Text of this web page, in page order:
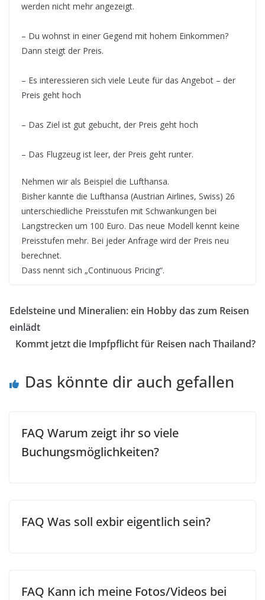
werden nicht mehr angezeigt.
– Du wohnst in einer Gegend mit hohem Einkommen?
Dann steigt der Preis.
– Es interessieren sich viele Leute für das Angebot – der
Preis geht hoch
– Das Ziel ist gut gebucht, der Preis geht hoch
– Das Flugzeug ist leer, der Preis geht runter.
Nehmen wir als Beispiel die Lufthansa.
Bisher kannte die Lufthansa (Austrian Airlines, Swiss) 26
unterschiedliche Preisstufen mit Schwankungen bei
Langstrecken um 100 Euro. Das neue Modell kennt keine
Preisstufen mehr. Bei jeder Anfrage wird der Preis neu
berechnet.
Dass nennt sich „Continuous Pricing“.
Edelsteine und Mineralien: ein Hobby das zum Reisen
einlädt
Kommt jetzt die Impfpflicht für Reisen nach Thailand?
Das könnte dir auch gefallen
FAQ Warum zeigt ihr so viele
Buchungsmöglichkeiten?
FAQ Was soll exbir eigentlich sein?
FAQ Kann ich meine Fotos/Videos bei